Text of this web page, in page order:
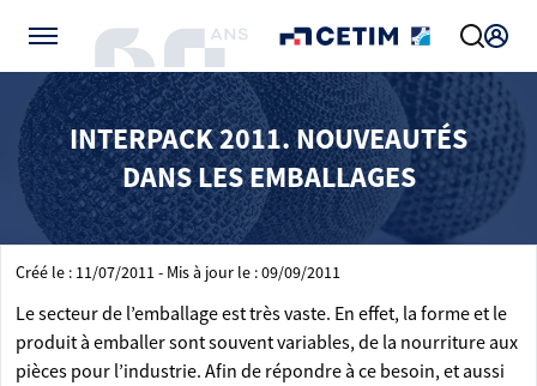
INTERPACK 2011. NOUVEAUTÉS
DANS LES EMBALLAGES
Créé le : 11/07/2011 - Mis à jour le : 09/09/2011
Le secteur de l’emballage est très vaste. En effet, la forme et le
produit à emballer sont souvent variables, de la nourriture aux
pièces pour l’industrie. Afin de répondre à ce besoin, et aussi